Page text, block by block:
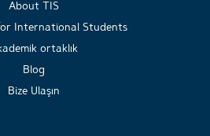
About TIS
International Students
ortaklık
Blog
Bize Ulaşın